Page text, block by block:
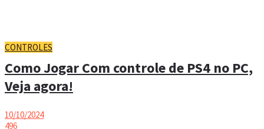
CONTROLES
Como Jogar Com controle de PS4 no PC,
Veja agora!
10/10/2024
496